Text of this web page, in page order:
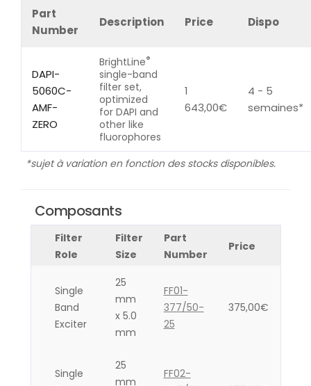
Part
Number
Description Price Dispo
DAPI-
5060C-
AMF-
ZERO
BrightLine®
single-band
filter set,
optimized
for DAPI and
other like
fluorophores
1
643,00€
4 - 5
semaines*
*sujet à variation en fonction des stocks disponibles.
Composants
Filter
Role
Filter
Size
Part
Number
Price
Single
Band
Exciter
25
mm
x 5.0
mm
FF01-
377/50-
25
375,00€
Single
25
mm
FF02-